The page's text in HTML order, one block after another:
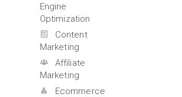
Engine
Optimization
Content
Marketing
Affiliate
Marketing
Ecommerce